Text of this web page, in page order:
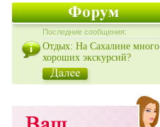
Последние сообщения:
Отдых: На Сахалине много
хороших экскурсий?